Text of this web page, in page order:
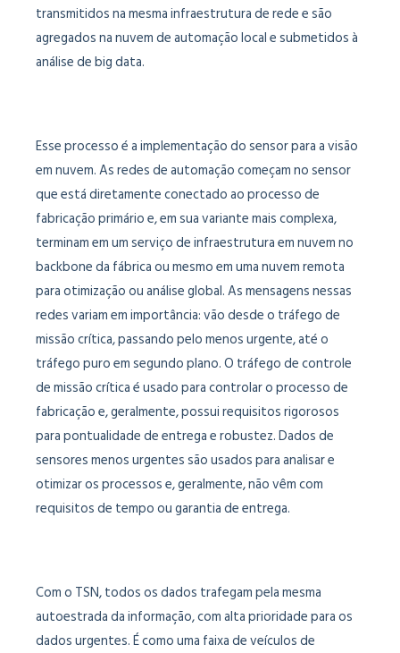
transmitidos na mesma infraestrutura de rede e são
agregados na nuvem de automação local e submetidos à
análise de big data.
Esse processo é a implementação do sensor para a visão
em nuvem. As redes de automação começam no sensor
que está diretamente conectado ao processo de
fabricação primário e, em sua variante mais complexa,
terminam em um serviço de infraestrutura em nuvem no
backbone da fábrica ou mesmo em uma nuvem remota
para otimização ou análise global. As mensagens nessas
redes variam em importância: vão desde o tráfego de
missão crítica, passando pelo menos urgente, até o
tráfego puro em segundo plano. O tráfego de controle
de missão crítica é usado para controlar o processo de
fabricação e, geralmente, possui requisitos rigorosos
para pontualidade de entrega e robustez. Dados de
sensores menos urgentes são usados para analisar e
otimizar os processos e, geralmente, não vêm com
requisitos de tempo ou garantia de entrega.
Com o TSN, todos os dados trafegam pela mesma
autoestrada da informação, com alta prioridade para os
dados urgentes. É como uma faixa de veículos de